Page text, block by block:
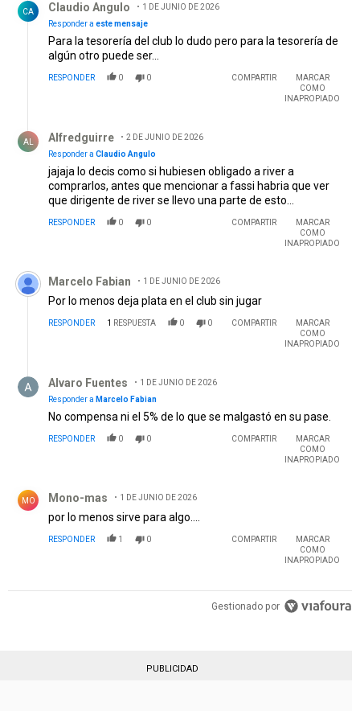
CA Claudio Angulo
1 DE JUNIO DE 2026
Responder a este mensaje
Para la tesorería del club lo dudo pero para la tesorería de
algún otro puede ser...
RESPONDER 0 0 COMPARTIR
MARCAR
COMO
INAPROPIADO
AL Alfredguirre
2 DE JUNIO DE 2026
Responder a Claudio Angulo
jajaja lo decis como si hubiesen obligado a river a
comprarlos, antes que mencionar a fassi habria que ver
que dirigente de river se llevo una parte de esto...
RESPONDER 0 0 COMPARTIR
MARCAR
COMO
INAPROPIADO
Comentario de Marcelo Fabian.
Marcelo Fabian 1 DE JUNIO DE 2026
Por lo menos deja plata en el club sin jugar
RESPONDER 1 RESPUESTA 0 0 COMPARTIR
MARCAR
COMO
INAPROPIADO
Alvaro Fuentes
1 DE JUNIO DE 2026
Responder a Marcelo Fabian
No compensa ni el 5% de lo que se malgastó en su pase.
RESPONDER 0 0 COMPARTIR
MARCAR
COMO
INAPROPIADO
MO Mono-mas 1 DE JUNIO DE 2026
por lo menos sirve para algo....
RESPONDER 1 0 COMPARTIR
MARCAR
COMO
INAPROPIADO
Gestionado por
PUBLICIDAD